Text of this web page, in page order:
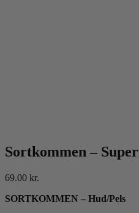
Sortkommen –
69.00 kr.
SORTKOMMEN – Hud/Pels